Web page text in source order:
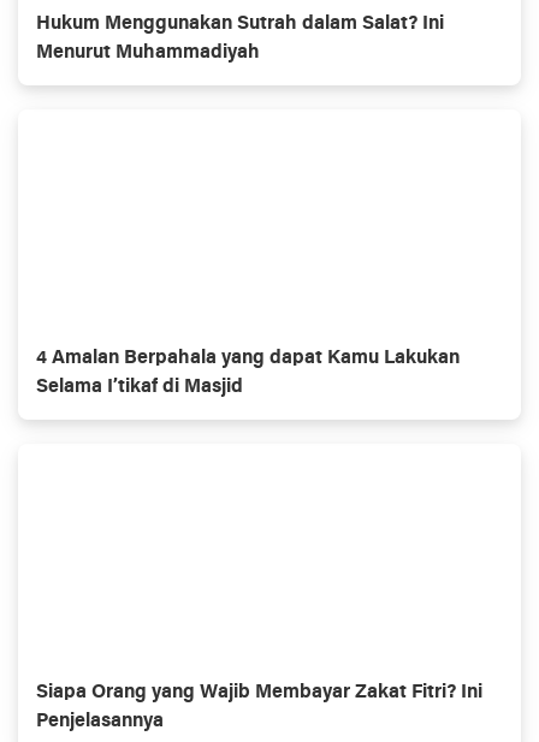
Hukum Menggunakan Sutrah dalam Salat? Ini
Menurut Muhammadiyah
4 Amalan Berpahala yang dapat Kamu Lakukan
Selama I’tikaf di Masjid
Siapa Orang yang Wajib Membayar Zakat Fitri? Ini
Penjelasannya